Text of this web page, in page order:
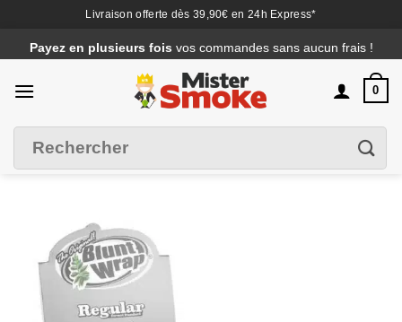
Livraison offerte dès 39,90€ en 24h Express*
au
contenu
Payez en plusieurs fois vos commandes sans aucun frais !
0
pour :